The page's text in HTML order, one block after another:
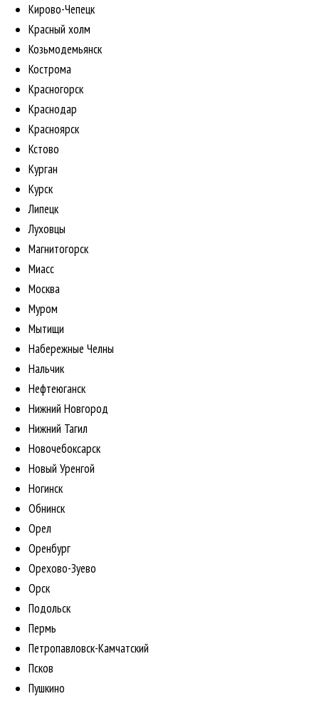
Кирово-Чепецк
Красный холм
Козьмодемьянск
Кострома
Красногорск
Краснодар
Красноярск
Кстово
Курган
Курск
Липецк
Луховцы
Магнитогорск
Миасс
Москва
Муром
Мытищи
Набережные Челны
Нальчик
Нефтеюганск
Нижний Новгород
Нижний Тагил
Новочебоксарск
Новый Уренгой
Ногинск
Обнинск
Орел
Оренбург
Орехово-Зуево
Орск
Подольск
Пермь
Петропавловск-Камчатский
Псков
Пушкино